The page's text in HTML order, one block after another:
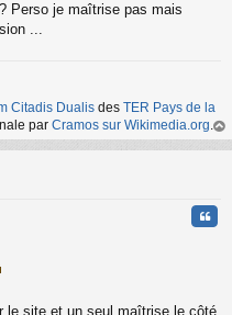
Perso je maîtrise pas mais
...
Citadis Dualis des TER Pays de la
par Cramos sur Wikimedia.org.
au
le site et un seul maîtrise le côté